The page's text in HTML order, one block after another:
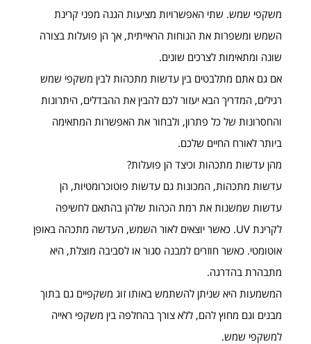
משקפי שמש. שתי האפשרויות מציעות הגנה מפני קרינת
השמש ומשפרות את הנוחות הראייתית, אך הן פועלות בצורה
שונה ומתאימות לצרכים שונים.
אם גם אתם מתלבטים בין עדשות מתכהות לבין משקפי שמש
רגילים, המדריך הבא יעזור לכם להבין את ההבדלים, היתרונות
והחסרונות של כל פתרון, ולבחור את האפשרות המתאימה
ביותר לאורח החיים שלכם.
מהן עדשות מתכהות וכיצד הן פועלות?
עדשות מתכהות, המכונות גם עדשות פוטוכרומטיות, הן
עדשות שמשנות את רמת הכהות שלהן בהתאם לחשיפה
לקרינת UV. כאשר יוצאים לאור השמש, העדשה מתכהה באופן
אוטומטי. כאשר חוזרים למבנה סגור או לסביבה מוצלת, היא
מתבהרת בהדרגה.
המשמעות היא שניתן להשתמש באותו זוג משקפיים גם בתוך
מבנים וגם מחוץ להם, ללא צורך בהחלפה בין משקפי ראייה
למשקפי שמש.